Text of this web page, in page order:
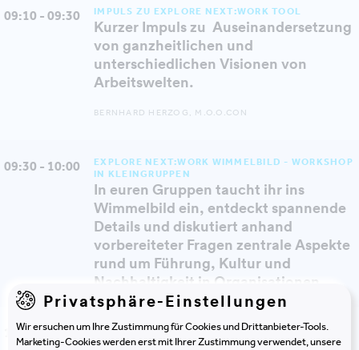
09:10 - 09:30 IMPULS ZU EXPLORE NEXT:WORK TOOL
Kurzer Impuls zu Auseinandersetzung
von ganzheitlichen und
unterschiedlichen Visionen von
Arbeitswelten.
BERNHARD HERZOG, M.O.O.CON
09:30 - 10:00
EXPLORE NEXT:WORK WIMMELBILD - WORKSHOP
IN KLEINGRUPPEN
In euren Gruppen taucht ihr ins
Wimmelbild ein, entdeckt spannende
Details und diskutiert anhand
vorbereiteter Fragen zentrale Aspekte
rund um Führung, Kultur und
Nachhaltigkeit in Organisationen.
10:00 - 10:30
PLENUMSDISKUSSION, IMPULS ZU
NACHHALTIGKEIT & ÖKOCHECK TOOL
Privatsphäre-Einstellungen
Wir ersuchen um Ihre Zustimmung für Cookies und Drittanbieter-Tools.
Marketing-Cookies werden erst mit Ihrer Zustimmung verwendet, unsere